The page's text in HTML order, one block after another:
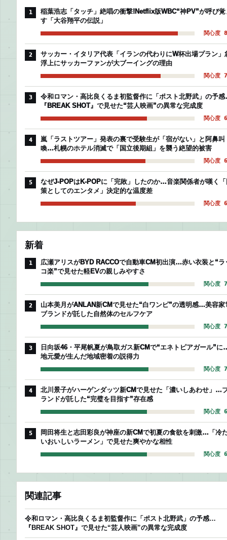
1
稲葉浩志「タッチ」絶唱の衝撃!Netflix版WBC“神PV”が呼び覚
す「大谷翔平の伝説」
関心度
2
サッカー・イタリア代表「イランの代わりにW杯出場プラン」
浮上にサッカーファンが大ブーイングの理由
関心度
3
令和ロマン・高比良くるま初監督作に「ポスト北野武」の予
『BREAK SHOT』で見せた“芸人映画”の異常な完成度
関心度
4
嵐「ラストツアー」発表の裏で受験生が「宿がない」と阿鼻叫
喚…札幌のホテル消滅で「国立後期組」を襲う絶望的被害
関心度
5
なぜJ-POPはK-POPに「完敗」したのか…音楽関係者が嘆く
策としてのエンタメ」決定的な温度差
関心度
新着
1
広瀬アリスがBYD RACCOで自動車CM初出演…赤い衣装と“ラ
コ楽”で見せた軽EVの親しみやすさ
関心度
2
山本美月がANLAN新CMで見せた“白ワンピ”の透明感…美容家
ブランドが託した自然体のセルフケア
関心度
3
日向坂46・平尾帆夏が鳥取ガス新CMで“エネトピアガール”に
地元愛が生んだ地域密着の説得力
関心度
4
北川景子がハーゲンダッツ新CMで見せた「濃いしあわせ」…
ランドが託した“完璧を目指す”存在感
関心度
5
岡田将生と志田彩良が神座の新CMで初夏の食欲を刺激…「冷
いおいしいラーメン」で見せた爽やかな相性
関心度
関連記事
令和ロマン・高比良くるま初監督作に「ポスト北野武」の予感…
『BREAK SHOT』で見せた“芸人映画”の異常な完成度